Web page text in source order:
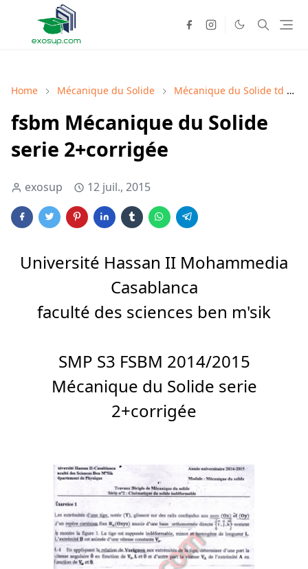
Home Mécanique du Solide Mécanique du Solide td
fsbm Mécanique du Solide
serie 2+corrigée
exosup 12 juil., 2015
Université Hassan II Mohammedia
Casablanca
faculté des sciences ben m'sik
SMP S3 FSBM 2014/2015
Mécanique du Solide serie
2+corrigée